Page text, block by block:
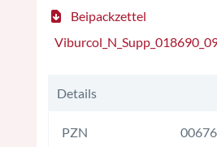
Beipackzettel
Details
PZN